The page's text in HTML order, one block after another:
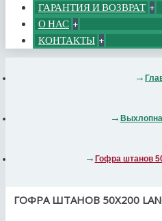
ГАРАНТИЯ И ВОЗВРАТ +
О НАС +
КОНТАКТЫ +
Гофра штанов
ГОФРА ШТАНОВ 50X200